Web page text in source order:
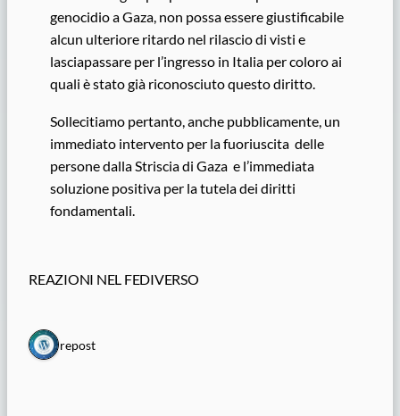
genocidio a Gaza, non possa essere giustificabile
alcun ulteriore ritardo nel rilascio di visti e
lasciapassare per l’ingresso in Italia per coloro ai
quali è stato già riconosciuto questo diritto.
Sollecitiamo pertanto, anche pubblicamente, un
immediato intervento per la fuoriuscita delle
persone dalla Striscia di Gaza e l’immediata
soluzione positiva per la tutela dei diritti
fondamentali.
REAZIONI NEL FEDIVERSO
1 repost